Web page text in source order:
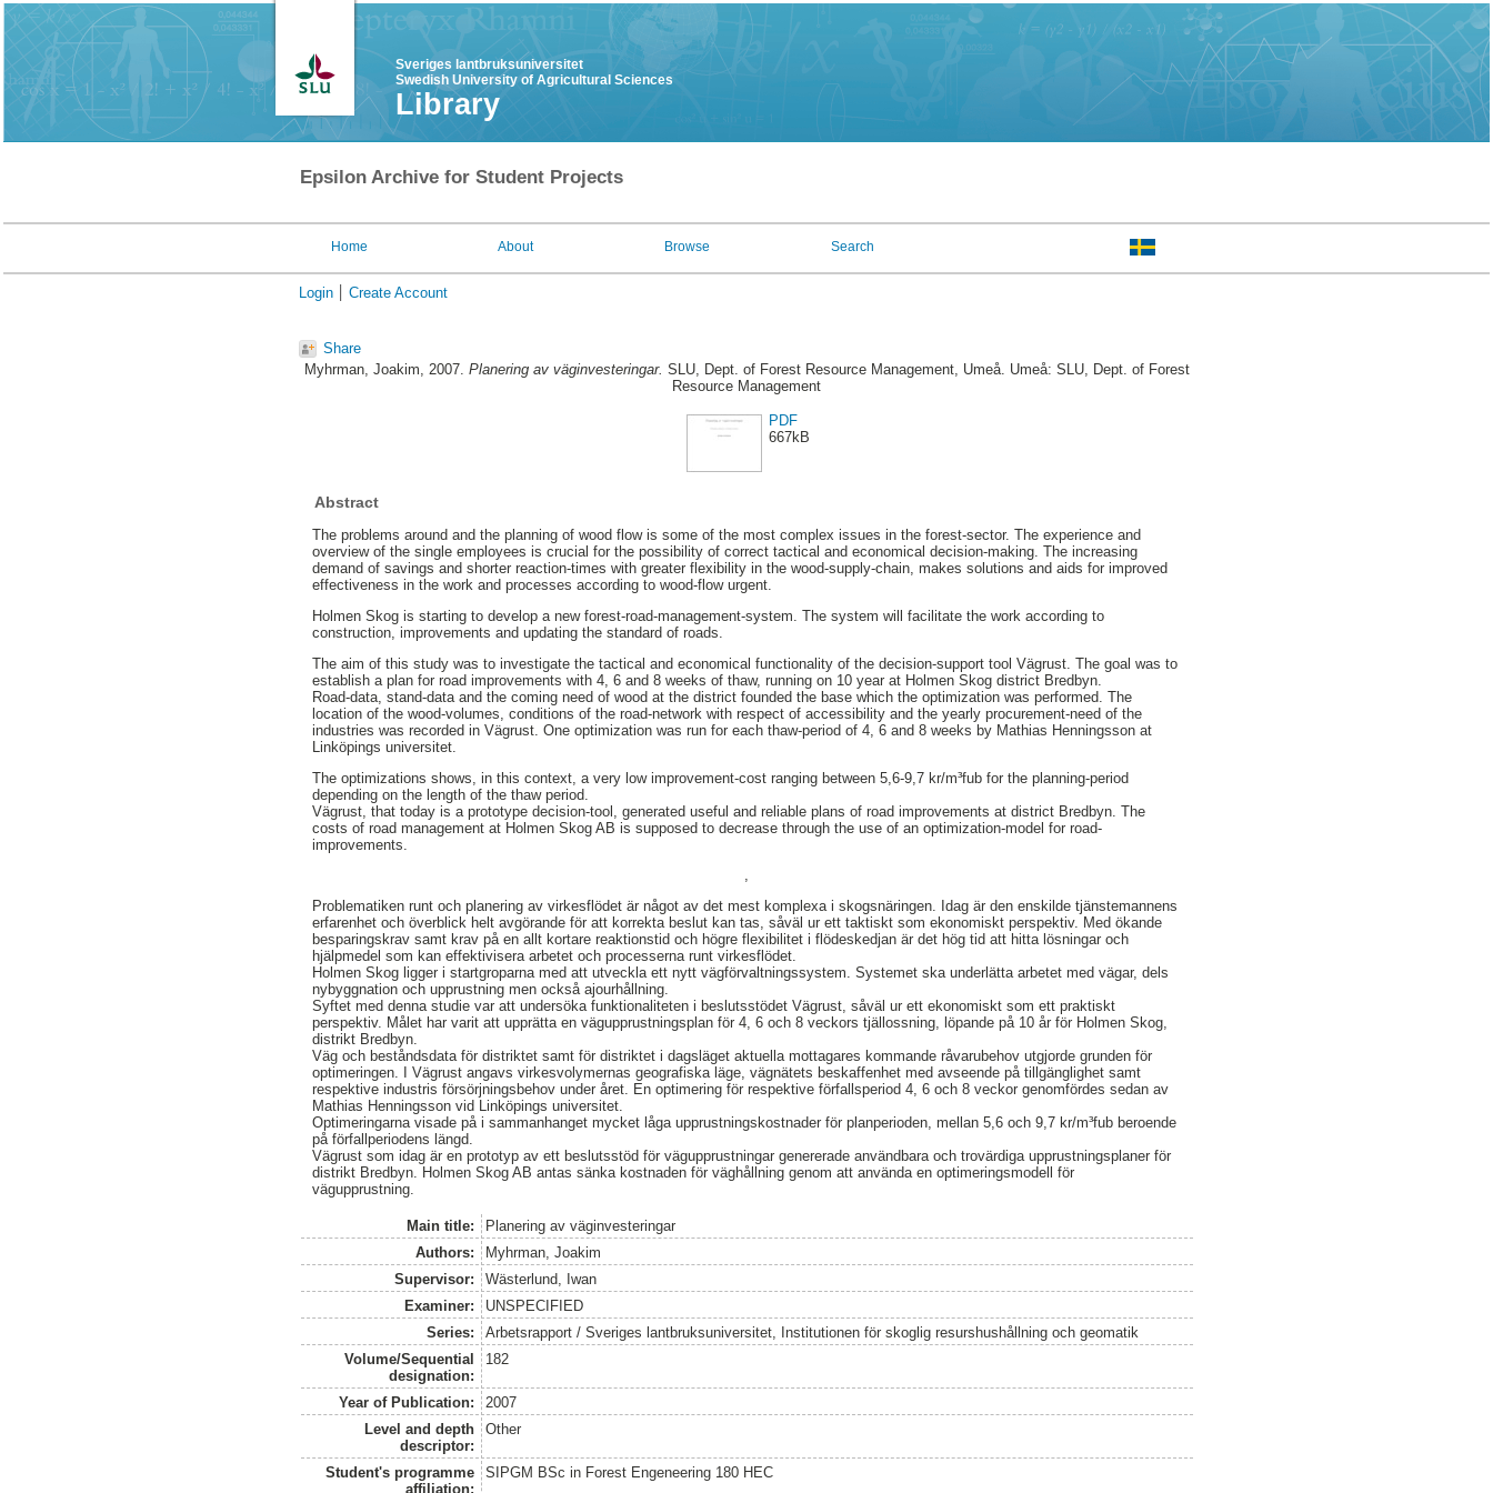
Sveriges lantbruksuniversitet
Swedish University of Agricultural Sciences
Library
Epsilon Archive for Student Projects
Home About Browse Search
Login Create Account
Share
Myhrman, Joakim, 2007. Planering av väginvesteringar. SLU, Dept. of Forest Resource Management, Umeå. Umeå: SLU, Dept. of Forest
Resource Management
PDF
667kB
Abstract
The problems around and the planning of wood flow is some of the most complex issues in the forest-sector. The experience and
overview of the single employees is crucial for the possibility of correct tactical and economical decision-making. The increasing
demand of savings and shorter reaction-times with greater flexibility in the wood-supply-chain, makes solutions and aids for improved
effectiveness in the work and processes according to wood-flow urgent.
Holmen Skog is starting to develop a new forest-road-management-system. The system will facilitate the work according to
construction, improvements and updating the standard of roads.
The aim of this study was to investigate the tactical and economical functionality of the decision-support tool Vägrust. The goal was to
establish a plan for road improvements with 4, 6 and 8 weeks of thaw, running on 10 year at Holmen Skog district Bredbyn.
Road-data, stand-data and the coming need of wood at the district founded the base which the optimization was performed. The
location of the wood-volumes, conditions of the road-network with respect of accessibility and the yearly procurement-need of the
industries was recorded in Vägrust. One optimization was run for each thaw-period of 4, 6 and 8 weeks by Mathias Henningsson at
Linköpings universitet.
The optimizations shows, in this context, a very low improvement-cost ranging between 5,6-9,7 kr/m³fub for the planning-period
depending on the length of the thaw period.
Vägrust, that today is a prototype decision-tool, generated useful and reliable plans of road improvements at district Bredbyn. The
costs of road management at Holmen Skog AB is supposed to decrease through the use of an optimization-model for road-
improvements.
,
Problematiken runt och planering av virkesflödet är något av det mest komplexa i skogsnäringen. Idag är den enskilde tjänstemannens
erfarenhet och överblick helt avgörande för att korrekta beslut kan tas, såväl ur ett taktiskt som ekonomiskt perspektiv. Med ökande
besparingskrav samt krav på en allt kortare reaktionstid och högre flexibilitet i flödeskedjan är det hög tid att hitta lösningar och
hjälpmedel som kan effektivisera arbetet och processerna runt virkesflödet.
Holmen Skog ligger i startgroparna med att utveckla ett nytt vägförvaltningssystem. Systemet ska underlätta arbetet med vägar, dels
nybyggnation och upprustning men också ajourhållning.
Syftet med denna studie var att undersöka funktionaliteten i beslutsstödet Vägrust, såväl ur ett ekonomiskt som ett praktiskt
perspektiv. Målet har varit att upprätta en vägupprustningsplan för 4, 6 och 8 veckors tjällossning, löpande på 10 år för Holmen Skog,
distrikt Bredbyn.
Väg och beståndsdata för distriktet samt för distriktet i dagsläget aktuella mottagares kommande råvarubehov utgjorde grunden för
optimeringen. I Vägrust angavs virkesvolymernas geografiska läge, vägnätets beskaffenhet med avseende på tillgänglighet samt
respektive industris försörjningsbehov under året. En optimering för respektive förfallsperiod 4, 6 och 8 veckor genomfördes sedan av
Mathias Henningsson vid Linköpings universitet.
Optimeringarna visade på i sammanhanget mycket låga upprustningskostnader för planperioden, mellan 5,6 och 9,7 kr/m³fub beroende
på förfallperiodens längd.
Vägrust som idag är en prototyp av ett beslutsstöd för vägupprustningar genererade användbara och trovärdiga upprustningsplaner för
distrikt Bredbyn. Holmen Skog AB antas sänka kostnaden för väghållning genom att använda en optimeringsmodell för
vägupprustning.
Main title:
Planering av väginvesteringar
Authors:
Myhrman, Joakim
Supervisor:
Wästerlund, Iwan
Examiner:
UNSPECIFIED
Series:
Arbetsrapport / Sveriges lantbruksuniversitet, Institutionen för skoglig resurshushållning och geomatik
Volume/Sequential
designation:
182
Year of Publication:
2007
Level and depth
descriptor:
Other
Student's programme
affiliation:
SIPGM BSc in Forest Engeneering 180 HEC